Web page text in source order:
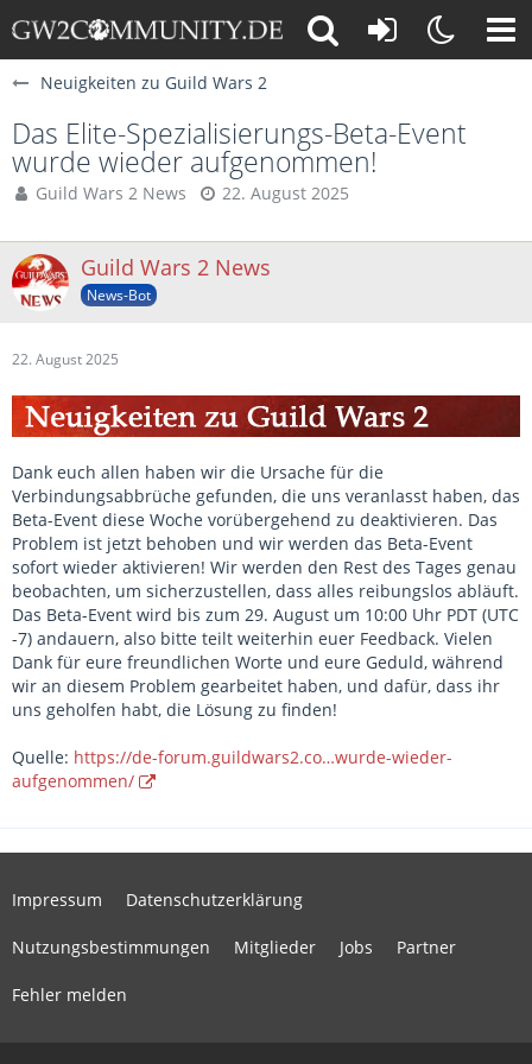
Neuigkeiten zu Guild Wars 2
Das Elite-Spezialisierungs-Beta-Event
wurde wieder aufgenommen!
Guild Wars 2 News 22. August 2025
Guild Wars 2 News
News-Bot
22. August 2025
Dank euch allen haben wir die Ursache für die
Verbindungsabbrüche gefunden, die uns veranlasst haben, das
Beta-Event diese Woche vorübergehend zu deaktivieren. Das
Problem ist jetzt behoben und wir werden das Beta-Event
sofort wieder aktivieren! Wir werden den Rest des Tages genau
beobachten, um sicherzustellen, dass alles reibungslos abläuft.
Das Beta-Event wird bis zum 29. August um 10:00 Uhr PDT (UTC
-7) andauern, also bitte teilt weiterhin euer Feedback. Vielen
Dank für eure freundlichen Worte und eure Geduld, während
wir an diesem Problem gearbeitet haben, und dafür, dass ihr
uns geholfen habt, die Lösung zu finden!
Quelle: https://de-forum.guildwars2.co…wurde-wieder-
aufgenommen/
Impressum Datenschutzerklärung
Nutzungsbestimmungen Mitglieder Jobs Partner
Fehler melden